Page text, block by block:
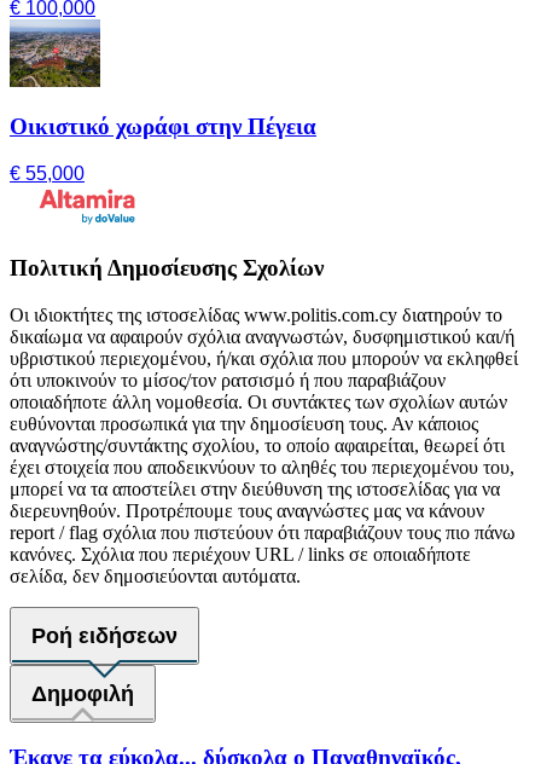
€ 100,000
Οικιστικό χωράφι στην Πέγεια
€ 55,000
Πολιτική Δημοσίευσης Σχολίων
Οι ιδιοκτήτες της ιστοσελίδας www.politis.com.cy διατηρούν το
δικαίωμα να αφαιρούν σχόλια αναγνωστών, δυσφημιστικού και/ή
υβριστικού περιεχομένου, ή/και σχόλια που μπορούν να εκληφθεί
ότι υποκινούν το μίσος/τον ρατσισμό ή που παραβιάζουν
οποιαδήποτε άλλη νομοθεσία. Οι συντάκτες των σχολίων αυτών
ευθύνονται προσωπικά για την δημοσίευση τους. Αν κάποιος
αναγνώστης/συντάκτης σχολίου, το οποίο αφαιρείται, θεωρεί ότι
έχει στοιχεία που αποδεικνύουν το αληθές του περιεχομένου του,
μπορεί να τα αποστείλει στην διεύθυνση της ιστοσελίδας για να
διερευνηθούν. Προτρέπουμε τους αναγνώστες μας να κάνουν
report / flag σχόλια που πιστεύουν ότι παραβιάζουν τους πιο πάνω
κανόνες. Σχόλια που περιέχουν URL / links σε οποιαδήποτε
σελίδα, δεν δημοσιεύονται αυτόματα.
Ροή ειδήσεων
Δημοφιλή
Έκανε τα εύκολα... δύσκολα ο Παναθηναϊκός,